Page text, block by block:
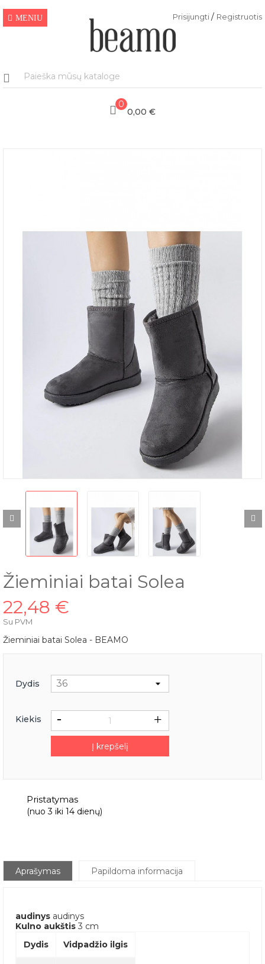
MENIU Prisijungti/ Registruotis
0
0,00 €
Žieminiai batai Solea
22,48 €
Su PVM
Žieminiai batai Solea - BEAMO
Dydis
Kiekis
Į krepšelį
Pristatymas
(nuo 3 iki 14 dienų)
Aprašymas Papildoma informacija
audinys audinys
Kulno aukštis 3 cm
Dydis
Vidpadžio ilgis